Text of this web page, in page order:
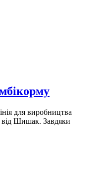
для виробництва
від Шишак. Завдяки